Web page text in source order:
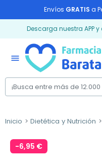
Envíos GRATIS a
Descarga nuestra APP
menu
Inicio Dietética y Nutrición
-6,95 €